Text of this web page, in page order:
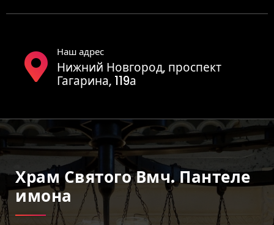
Наш адрес
Нижний Новгород, проспект
Гагарина, 119а
Храм Святого Вмч. Пантеле
Имона